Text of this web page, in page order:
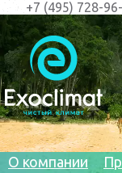
+7 (495) 728-
О компании